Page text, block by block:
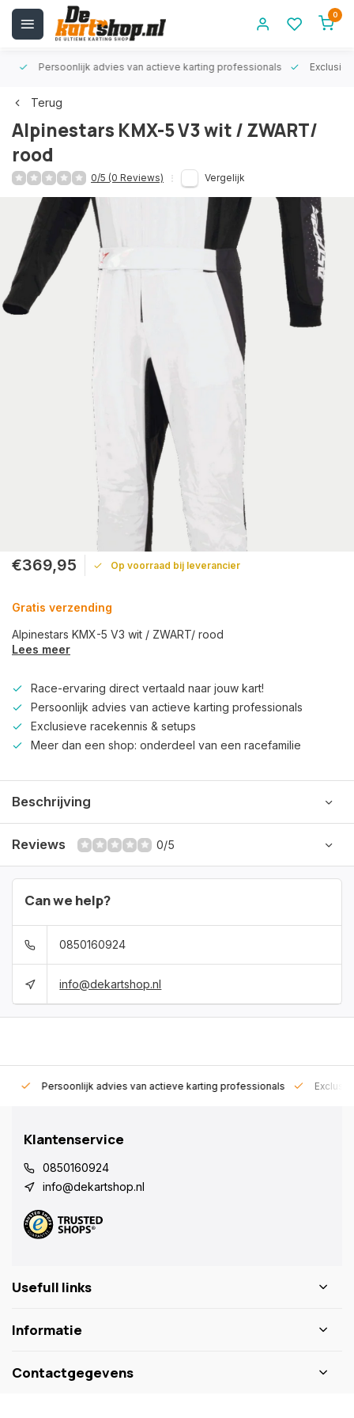
0
Persoonlijk advies van actieve karting professionals
Terug
Alpinestars KMX-5 V3 wit / ZWART/
rood
0/5 (0 Reviews) Vergelijk
€369,95 Op voorraad bij leverancier
Gratis verzending
Alpinestars KMX-5 V3 wit / ZWART/ rood
Lees meer
Race-ervaring direct vertaald naar jouw kart!
Persoonlijk advies van actieve karting professionals
Exclusieve racekennis & setups
Meer dan een shop: onderdeel van een racefamilie
Beschrijving
Reviews 0/5
Can we help?
0850160924
info@dekartshop.nl
Persoonlijk advies van actieve karting professionals
Klantenservice
0850160924
info@dekartshop.nl
Usefull links
Informatie
Contactgegevens